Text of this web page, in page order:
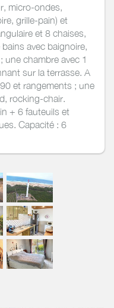
micro-ondes,
grille-pain) et
et 8 chaises,
avec baignoire,
une chambre avec 1
sur la terrasse. A
et rangements ; une
rocking-chair.
+ 6 fauteuils et
Capacité : 6